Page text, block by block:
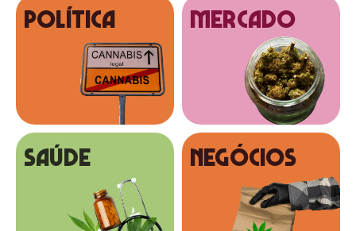
Política MERCADO
SAÚDE NEGÓCIOS